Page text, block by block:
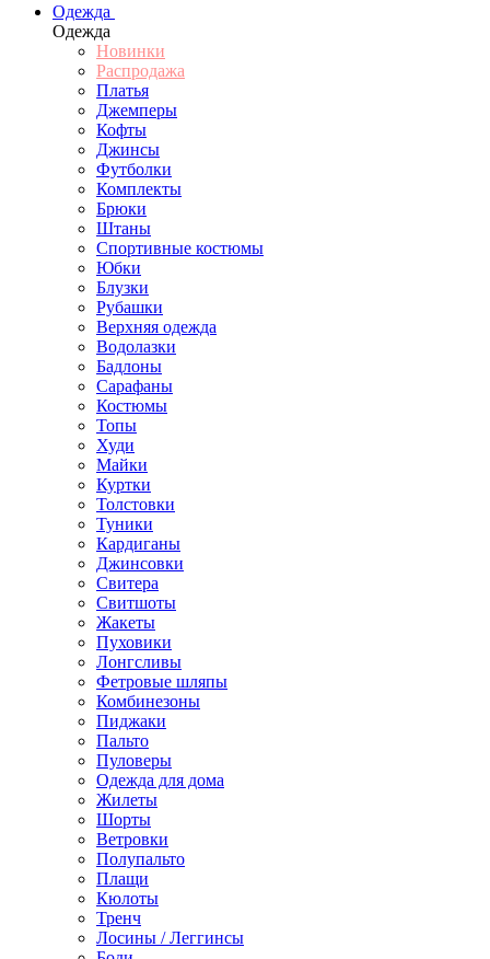
Одежда
Одежда
Новинки
Распродажа
Платья
Джемперы
Кофты
Джинсы
Футболки
Комплекты
Брюки
Штаны
Спортивные костюмы
Юбки
Блузки
Рубашки
Верхняя одежда
Водолазки
Бадлоны
Сарафаны
Костюмы
Топы
Худи
Майки
Куртки
Толстовки
Туники
Кардиганы
Джинсовки
Свитера
Свитшоты
Жакеты
Пуховики
Лонгсливы
Фетровые шляпы
Комбинезоны
Пиджаки
Пальто
Пуловеры
Одежда для дома
Жилеты
Шорты
Ветровки
Полупальто
Плащи
Кюлоты
Тренч
Лосины / Леггинсы